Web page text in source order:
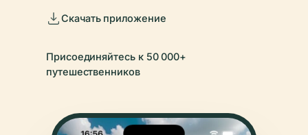
Скачать приложение
Присоединяйтесь к 50 000+
путешественников